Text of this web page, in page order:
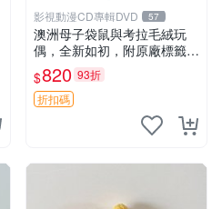
影視動漫CD專輯DVD 57
澳洲母子袋鼠與考拉毛絨玩
偶，全新如初，附原廠標籤，
手感極軟，適合贈送親朋好
友。袋鼠與考拉正版，精緻尺
寸，適合作為收藏或家飾擺
設，增添暖意。 母子、袋
$820 93折
折扣碼